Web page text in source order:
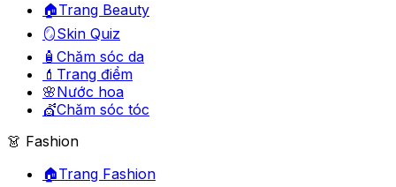
🏠Trang Beauty
🪞Skin Quiz
🧴 Chăm sóc da
💄 Trang điểm
🌸Nước hoa
💇Chăm sóc tóc
👗 Fashion
🏠Trang Fashion